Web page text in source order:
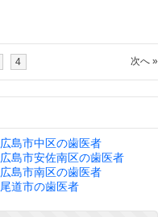
4 次へ »
広島市中区の歯医者
広島市安佐南区の歯医者
広島市南区の歯医者
尾道市の歯医者